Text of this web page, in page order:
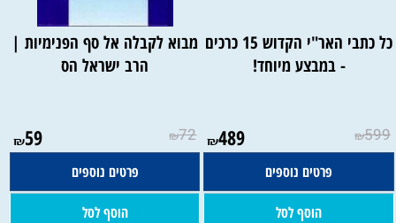
כל כתבי האר"י הקדוש 15 כרכים
- במבצע מיוחד!
₪599
₪489
פרטים נוספים
הוסף לסל
מבוא לקבלה אל סף הפנימיות |
הרב ישראל הס
₪72
₪59
פרטים נוספים
הוסף לסל